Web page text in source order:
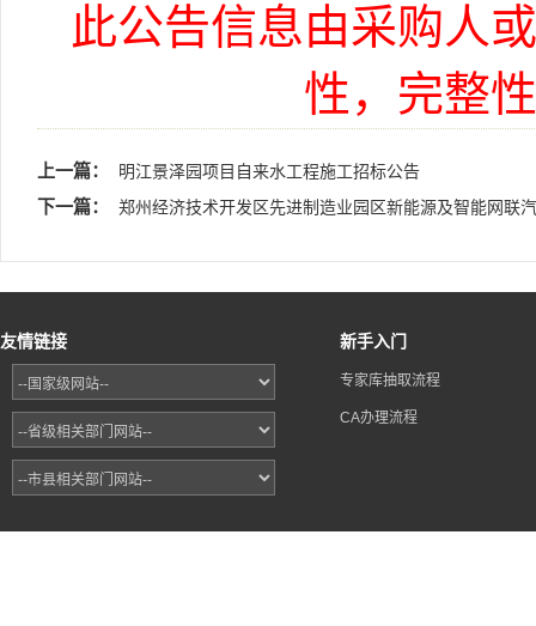
此公告信息由采购人
性，完整
上一篇： 明江景泽园项目自来水工程施工招标公告
下一篇： 郑州经济技术开发区先进制造业园区新能源及智能网联
友情链接 新手入门
专家库抽取流程
CA办理流程